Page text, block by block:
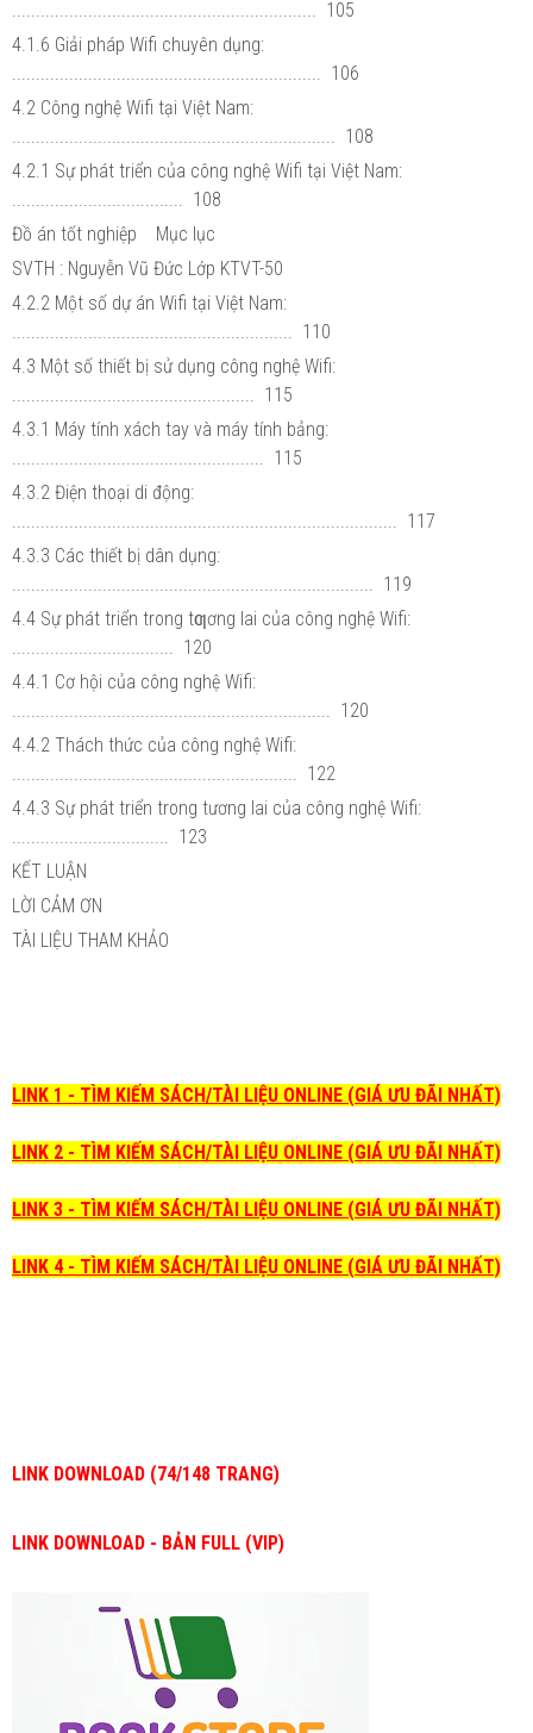
................................................................ 105
4.1.6 Giải pháp Wifi chuyên dụng:
................................................................. 106
4.2 Công nghệ Wifi tại Việt Nam:
.................................................................... 108
4.2.1 Sự phát triển của công nghệ Wifi tại Việt Nam:
.................................... 108
Đồ án tốt nghiệp Mục lục
SVTH : Nguyễn Vũ Đức Lớp KTVT-50
4.2.2 Một số dự án Wifi tại Việt Nam:
........................................................... 110
4.3 Một số thiết bị sử dụng công nghệ Wifi:
................................................... 115
4.3.1 Máy tính xách tay và máy tính bảng:
..................................................... 115
4.3.2 Điện thoại di động:
................................................................................. 117
4.3.3 Các thiết bị dân dụng:
............................................................................ 119
4.4 Sự phát triển trong tƣơng lai của công nghệ Wifi:
.................................. 120
4.4.1 Cơ hội của công nghệ Wifi:
................................................................... 120
4.4.2 Thách thức của công nghệ Wifi:
............................................................ 122
4.4.3 Sự phát triển trong tương lai của công nghệ Wifi:
................................. 123
KẾT LUẬN
LỜI CẢM ƠN
TÀI LIỆU THAM KHẢO
LINK 1 - TÌM KIẾM SÁCH/TÀI LIỆU ONLINE (GIÁ ƯU ĐÃI NHẤT)
LINK 2 - TÌM KIẾM SÁCH/TÀI LIỆU ONLINE (GIÁ ƯU ĐÃI NHẤT)
LINK 3 - TÌM KIẾM SÁCH/TÀI LIỆU ONLINE (GIÁ ƯU ĐÃI NHẤT)
LINK 4 - TÌM KIẾM SÁCH/TÀI LIỆU ONLINE (GIÁ ƯU ĐÃI NHẤT)
LINK DOWNLOAD (74/148 TRANG)
LINK DOWNLOAD - BẢN FULL (VIP)